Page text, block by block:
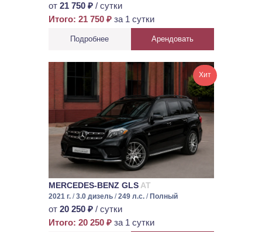
от 21 750 ₽/ сутки
Итого: 21 750 ₽ за 1 сутки
Подробнее Арендовать
Хит
MERCEDES-BENZ GLSAT
2021 г./3.0 дизель/249 л.с./ Полный
от 20 250 ₽/ сутки
Итого: 20 250 ₽ за 1 сутки